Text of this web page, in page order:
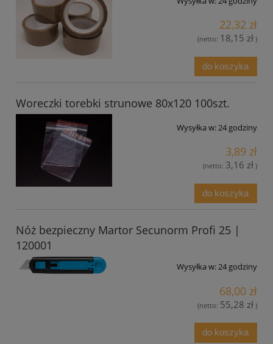
22,32 zł
(netto: 18,15 zł )
do koszyka
Woreczki torebki strunowe 80x120 100szt.
Wysyłka w:24 godziny
3,89 zł
(netto: 3,16 zł )
do koszyka
Nóż bezpieczny Martor Secunorm Profi 25 |
120001
Wysyłka w:24 godziny
68,00 zł
(netto: 55,28 zł )
do koszyka